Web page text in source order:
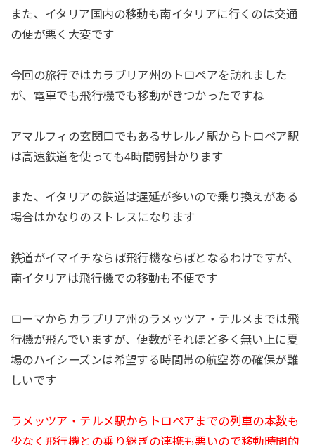
また、イタリア国内の移動も南イタリアに行くのは交通
の便が悪く大変です
今回の旅行ではカラブリア州のトロペアを訪れました
が、電車でも飛行機でも移動がきつかったですね
アマルフィの玄関口でもあるサレルノ駅からトロペア駅
は高速鉄道を使っても4時間弱掛かります
また、イタリアの鉄道は遅延が多いので乗り換えがある
場合はかなりのストレスになります
鉄道がイマイチならば飛行機ならばとなるわけですが、
南イタリアは飛行機での移動も不便です
ローマからカラブリア州のラメッツア・テルメまでは飛
行機が飛んでいますが、便数がそれほど多く無い上に夏
場のハイシーズンは希望する時間帯の航空券の確保が難
しいです
ラメッツア・テルメ駅からトロペアまでの列車の本数も
少なく飛行機との乗り継ぎの連携も悪いので移動時間的